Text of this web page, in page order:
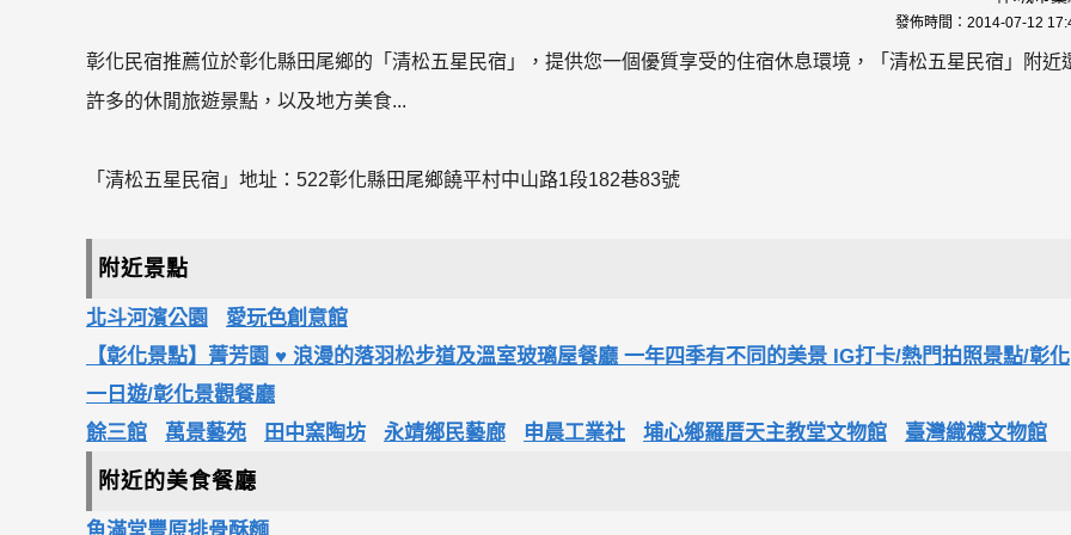
發佈時間： 2014-07-12
彰化民宿推薦位於彰化縣田尾鄉的「清松五星民宿」，提供您一個優質享受的住宿休息環境，「清松五星民宿」附近
許多的休閒旅遊景點，以及地方美食...
「清松五星民宿」地址：522彰化縣田尾鄉饒平村中山路1段182巷83號
附近景點
北斗河濱公園
愛玩色創意館
【彰化景點】菁芳園 ♥ 浪漫的落羽松步道及溫室玻璃屋餐廳 一年四季有不同的美景 IG打卡/熱門拍照景點/彰化
一日遊/彰化景觀餐廳
餘三館
萬景藝苑 田中窯陶坊 永靖鄉民藝廊 申晨工業社 埔心鄉羅厝天主教堂文物館 臺灣織襪文物館
附近的美食餐廳